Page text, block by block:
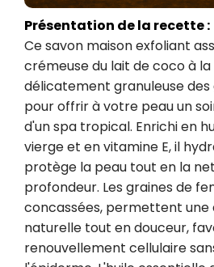
Présentation de la recette :
Ce savon maison exfoliant
crémeuse du lait de coco à
délicatement granuleuse des
pour offrir à votre peau un
d'un spa tropical. Enrichi en
vierge et en vitamine E, il
protège la peau tout en la
profondeur. Les graines de
concassées, permettent une
naturelle tout en douceur,
renouvellement cellulaire